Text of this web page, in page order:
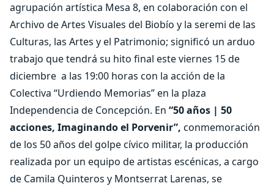
agrupación artística Mesa 8, en colaboración con el
Archivo de Artes Visuales del Biobío y la seremi de las
Culturas, las Artes y el Patrimonio; significó un arduo
trabajo que tendrá su hito final este viernes 15 de
diciembre a las 19:00 horas con la acción de la
Colectiva “Urdiendo Memorias” en la plaza
Independencia de Concepción. En “50 años | 50
acciones, Imaginando el Porvenir”, conmemoración
de los 50 años del golpe cívico militar, la producción
realizada por un equipo de artistas escénicas, a cargo
de Camila Quinteros y Montserrat Larenas, se